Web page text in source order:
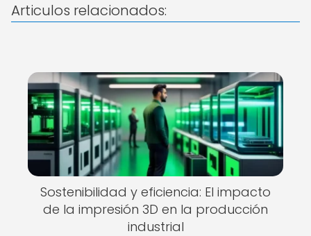
Articulos relacionados:
Sostenibilidad y eficiencia: El impacto
de la impresión 3D en la producción
industrial